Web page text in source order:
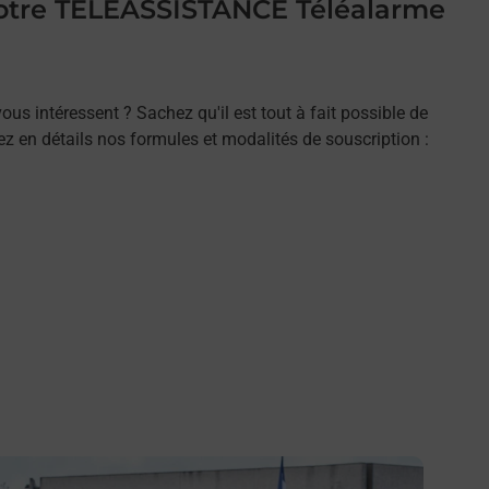
TELEASSISTANCE Téléalarme
intéressent ? Sachez qu'il est tout à fait possible de
en détails nos formules et modalités de souscription :